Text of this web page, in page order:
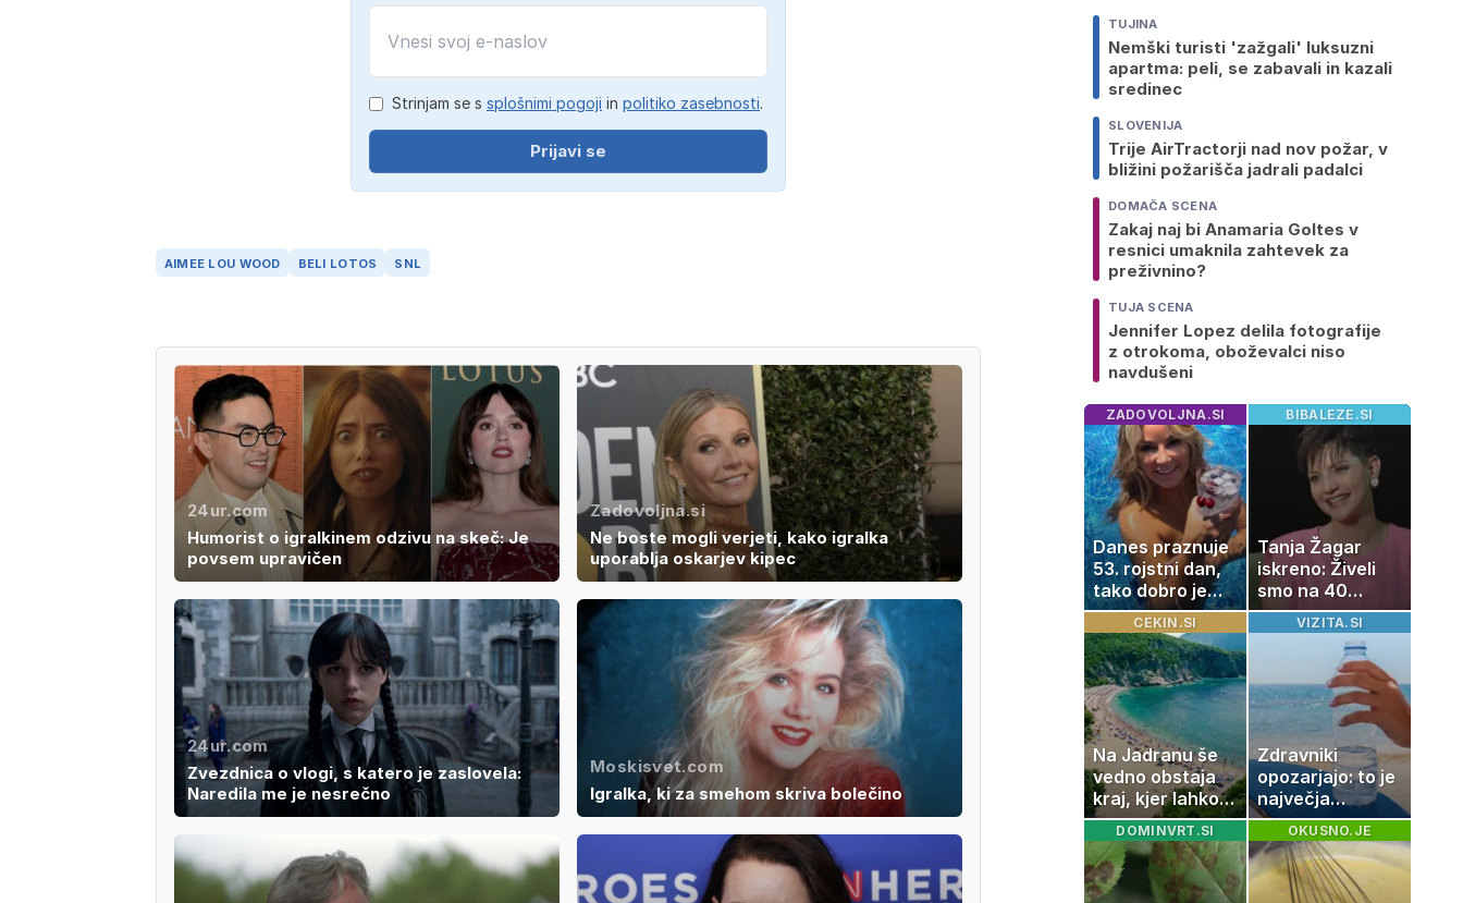
Strinjam se s splošnimi pogoji in politiko zasebnosti.
Prijavi se
AIMEE LOU WOOD BELI LOTOS SNL
24ur.com
Humorist o igralkinem odzivu na skeč: Je
povsem upravičen
Zadovoljna.si
Ne boste mogli verjeti, kako igralka
uporablja oskarjev kipec
24ur.com
Zvezdnica o vlogi, s katero je zaslovela:
Naredila me je nesrečno
Moskisvet.com
Igralka, ki za smehom skriva bolečino
TUJINA
Nemški turisti 'zažgali' luksuzni
apartma: peli, se zabavali in kazali
sredinec
SLOVENIJA
Trije AirTractorji nad nov požar, v
bližini požarišča jadrali padalci
DOMAČA SCENA
Zakaj naj bi Anamaria Goltes v
resnici umaknila zahtevek za
preživnino?
TUJA SCENA
Jennifer Lopez delila fotografije
z otrokoma, oboževalci niso
navdušeni
ZADOVOLJNA.SI
Danes praznuje
53. rojstni dan,
tako dobro je
videti znana
Slovenka
BIBALEZE.SI
Tanja Žagar
iskreno: Živeli
smo na 40
kvadratih, a
imela sem vse,
potrebuje
CEKIN.SI
Na Jadranu še
vedno obstaja
kraj, kjer lahko
dopustujete
poceni:
nastanitev že od
10 evrov, kosilo
VIZITA.SI
Zdravniki
opozarjajo: to je
največja
napaka, ki jo
ljudje delajo med
vročino
DOMINVRT.SI OKUSNO.JE